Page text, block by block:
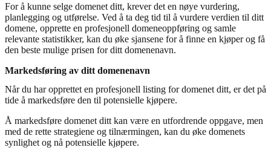
For å kunne selge domenet ditt, krever det en nøye vurdering,
planlegging og utførelse. Ved å ta deg tid til å vurdere verdien til ditt
domene, opprette en profesjonell domeneoppføring og samle
relevante statistikker, kan du øke sjansene for å finne en kjøper og få
den beste mulige prisen for ditt domenenavn.
Markedsføring av ditt domenenavn
Når du har opprettet en profesjonell listing for domenet ditt, er det på
tide å markedsføre den til potensielle kjøpere.
Å markedsføre domenet ditt kan være en utfordrende oppgave, men
med de rette strategiene og tilnærmingen, kan du øke domenets
synlighet og nå potensielle kjøpere.